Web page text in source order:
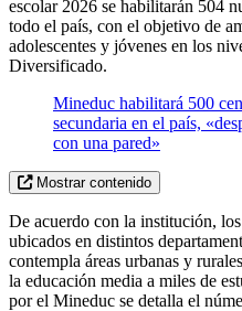
escolar 2026 se habilitarán 504
todo el país, con el objetivo de
adolescentes y jóvenes en los
Diversificado.
Mineduc habilitará 500
secundaria en el país,
con una pared»
Mostrar contenido
De acuerdo con la institución,
ubicados en distintos
contempla áreas urbanas y
la educación media a miles de
por el Mineduc se detalla el